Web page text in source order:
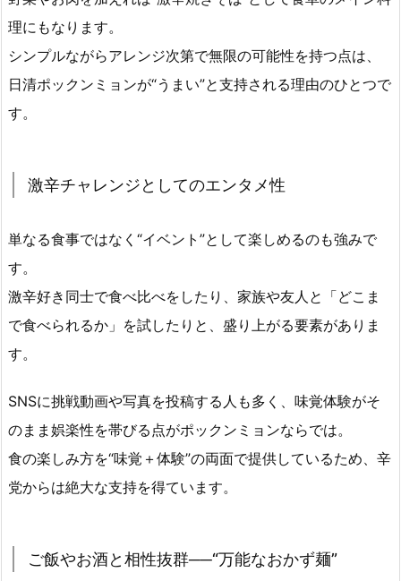
理にもなります。
シンプルながらアレンジ次第で無限の可能性を持つ点は、
日清ポックンミョンが“うまい”と支持される理由のひとつで
す。
激辛チャレンジとしてのエンタメ性
単なる食事ではなく“イベント”として楽しめるのも強みで
す。
激辛好き同士で食べ比べをしたり、家族や友人と「どこま
で食べられるか」を試したりと、盛り上がる要素がありま
す。
SNSに挑戦動画や写真を投稿する人も多く、味覚体験がそ
のまま娯楽性を帯びる点がポックンミョンならでは。
食の楽しみ方を“味覚＋体験”の両面で提供しているため、辛
党からは絶大な支持を得ています。
ご飯やお酒と相性抜群──“万能なおかず麺”